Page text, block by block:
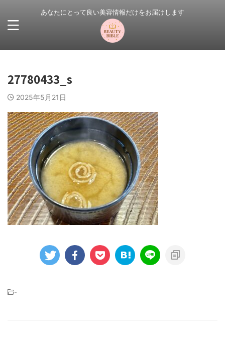
あなたにとって良い美容情報だけをお届けします
27780433_s
2025年5月21日
-